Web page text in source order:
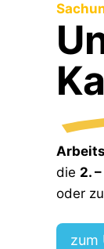
die 2.
oder
zum